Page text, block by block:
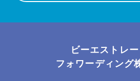
ビーエストレ
フォワーディング